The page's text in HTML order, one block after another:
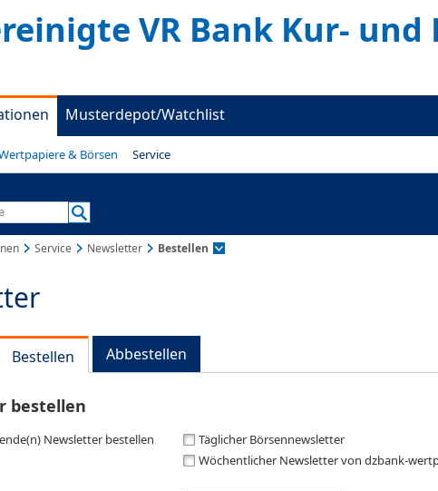
VR Bank Kur- und
Musterdepot/Watchlist
& Börsen Service
Service Newsletter Bestellen
Bestellen Abbestellen
bestellen
Newsletter bestellen
Täglicher Börsennewsletter
Wöchentlicher Newsletter von dzbank-